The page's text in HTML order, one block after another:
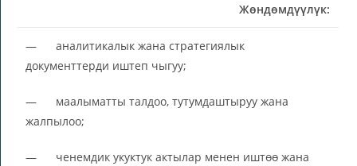
Жөндөмдүүлүк:
— аналитикалык жана стратегиялык
документтерди иштеп чыгуу;
— маалыматты талдоо, тутумдаштыруу жана
жалпылоо;
— ченемдик укуктук актылар менен иштөө жана